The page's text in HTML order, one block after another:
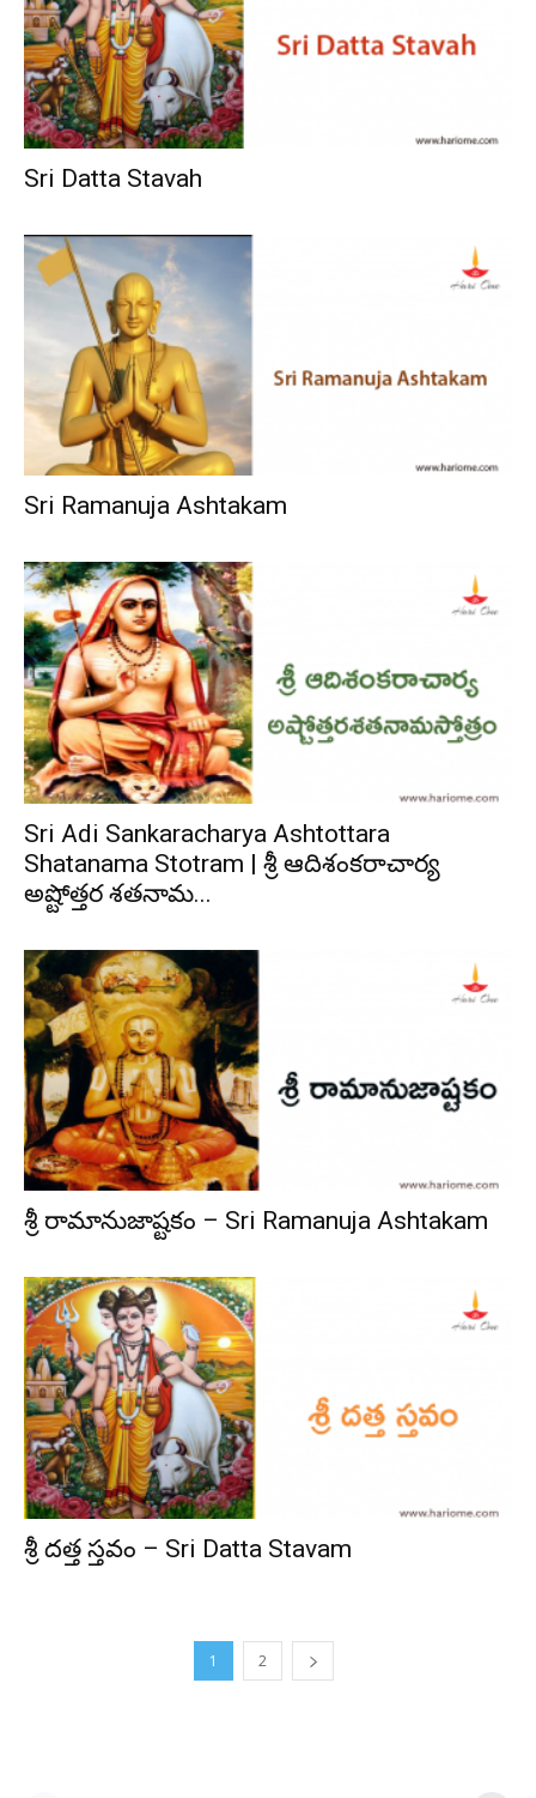
Sri Datta Stavah
Sri Ramanuja Ashtakam
Sri Adi Sankaracharya Ashtottara
Shatanama Stotram | శ్రీ ఆదిశంకరాచార్య
అష్టోత్తర శతనామ...
శ్రీ రామానుజాష్టకం – Sri Ramanuja Ashtakam
శ్రీ దత్త స్తవం – Sri Datta Stavam
1 2